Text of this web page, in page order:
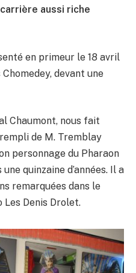
aussi riche
en primeur le 18 avril
devant une
Chaumont, nous fait
de M. Tremblay
personnage du Pharaon
quinzaine d’années. Il a
remarquées dans le
Les Denis Drolet.